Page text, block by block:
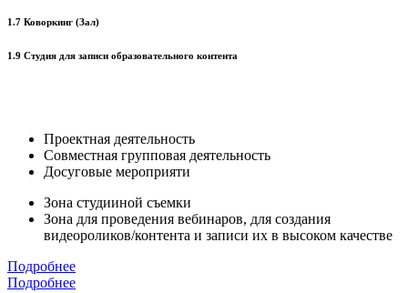
1.7 Коворкинг (Зал)
1.9 Студия для записи образовательного контента
Проектная деятельность
Совместная групповая деятельность
Досуговые мероприяти
Зона студииной съемки
Зона для проведения вебинаров, для создания
видеороликов/контента и записи их в высоком качестве
Подробнее
Подробнее